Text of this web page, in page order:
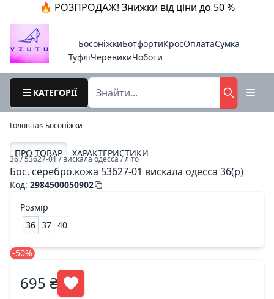
🔥 РОЗПРОДАЖ! Знижки від ціни до 50 %
БосоніжкиБотфортиКросОплатаСумка
ТуфліЧеревикиЧоботи
КАТЕГОРІЇ
Головна< Босоніжки
ПРО ТОВАР ХАРАКТЕРИСТИКИ
36 / 53627-01 / вискала одесса / літо
Бос. серебро.кожа 53627-01 вискала одесса 36(р)
Код: 2984500050902
Розмір
36 37 40
-50%
695 ₴